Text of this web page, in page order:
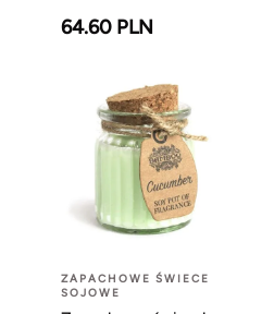
64.60 PLN
ZAPACHOWE ŚWIECE
SOJOWE